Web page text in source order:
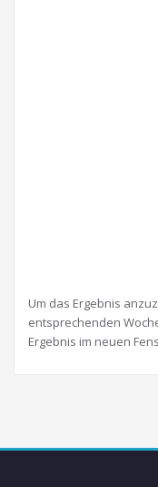
Um das Ergebnis
entsprechenden
Ergebnis im neuen